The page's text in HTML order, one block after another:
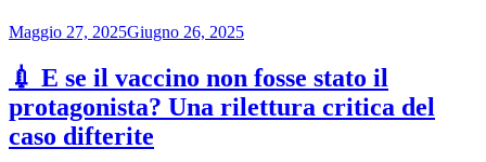
Pubblicato
Maggio 27, 2025Giugno 26, 2025
💉 E se il vaccino non fosse stato il
protagonista? Una rilettura critica del
caso difterite